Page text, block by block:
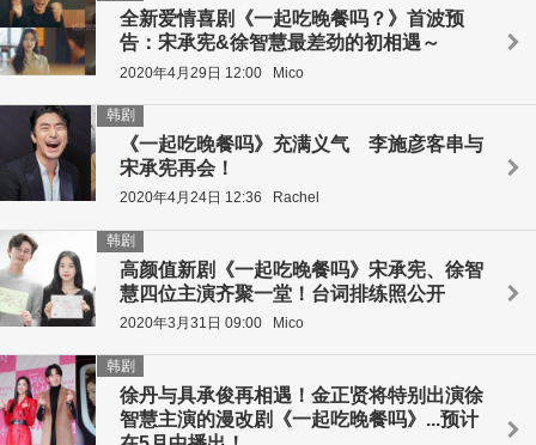
全新爱情喜剧《一起吃晚餐吗？》首波预
告：宋承宪&徐智慧最差劲的初相遇～
2020年4月29日 12:00 Mico
《一起吃晚餐吗》充满义气 李施彦客串与
宋承宪再会！
韩剧
2020年4月24日 12:36 Rachel
高颜值新剧《一起吃晚餐吗》宋承宪、徐智
慧四位主演齐聚一堂！台词排练照公开
韩剧
2020年3月31日 09:00 Mico
徐丹与具承俊再相遇！金正贤将特别出演徐
智慧主演的漫改剧《一起吃晚餐吗》...预计
韩剧